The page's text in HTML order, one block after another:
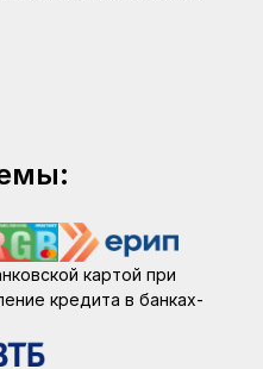
картой при
кредита в банках-